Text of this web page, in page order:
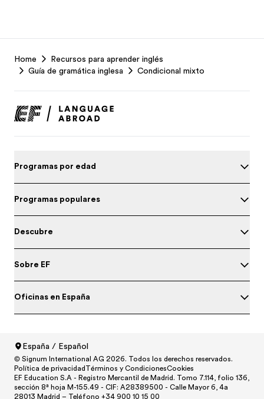
Prueba tu nivel de inglés
Footer
Home
Recursos para aprender inglés
Guía de gramática inglesa
Condicional mixto
Programas por edad
Programas populares
Descubre
Sobre EF
Oficinas en España
España / Español
North America/Canada / English
North America/Canada / Français
North America/México / Español
© Signum International AG 2026. Todos los derechos reservados.
Política de privacidadTérminos y CondicionesCookies
EF Education S.A - Registro Mercantil de Madrid. Tomo 7.114, folio 136,
sección 8ª hoja M-155.49 - CIF: A28389500 - Calle Mayor 6, 4a
28013 Madrid – Teléfono +34 900 10 15 00